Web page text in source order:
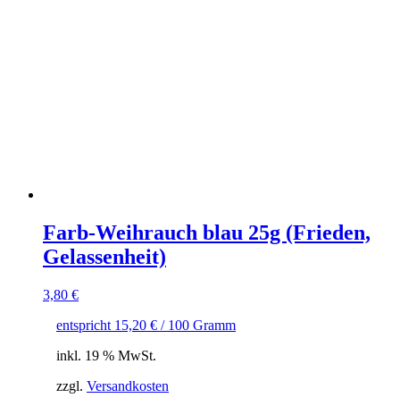
Farb-Weihrauch blau 25g (Frieden,
Gelassenheit)
3,80 €
entspricht 15,20 € / 100 Gramm
inkl. 19 % MwSt.
zzgl. Versandkosten